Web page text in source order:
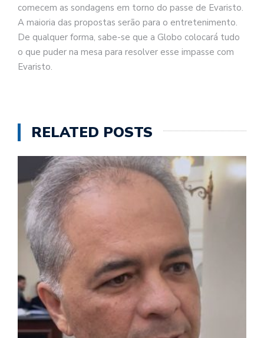
comecem as sondagens em torno do passe de Evaristo.
A maioria das propostas serão para o entretenimento.
De qualquer forma, sabe-se que a Globo colocará tudo
o que puder na mesa para resolver esse impasse com
Evaristo.
RELATED POSTS